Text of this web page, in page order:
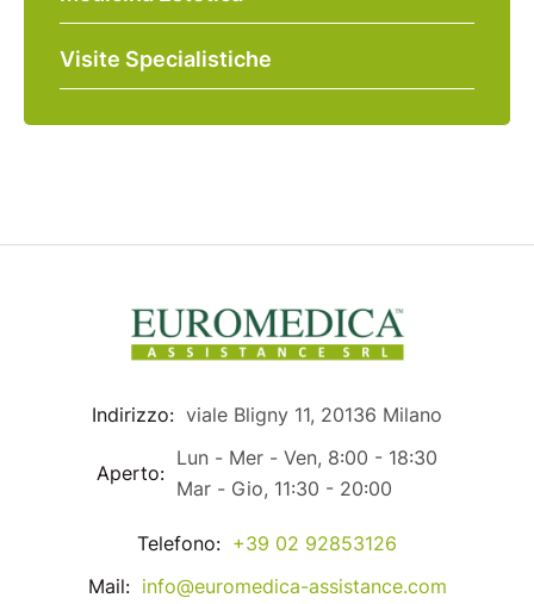
Visite Specialistiche
Indirizzo: viale Bligny 11, 20136 Milano
Aperto:
Lun - Mer - Ven, 8:00 - 18:30
Mar - Gio, 11:30 - 20:00
Telefono: +39 02 92853126
Mail: info@euromedica-assistance.com